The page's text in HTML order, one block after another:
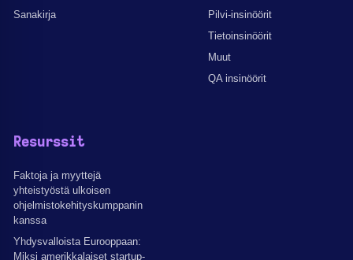
Sanakirja
Pilvi-insinöörit
Tietoinsinöörit
Muut
QA insinöörit
Resurssit
Faktoja ja myyttejä
yhteistyöstä ulkoisen
ohjelmistokehityskumppanin
kanssa
Yhdysvalloista Eurooppaan:
Miksi amerikkalaiset startup-